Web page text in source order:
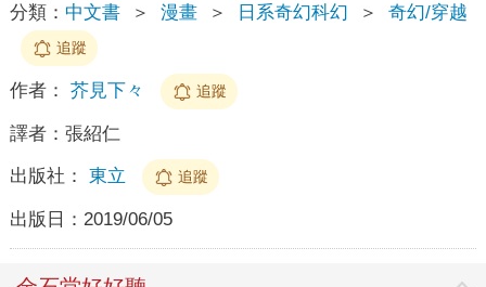
分類： 中文書 ＞ 漫畫 ＞ 日系奇幻科幻 ＞ 奇幻/穿越
追蹤
作者： 芥見下々 追蹤
譯者： 張紹仁
出版社： 東立 追蹤
出版日： 2019/06/05